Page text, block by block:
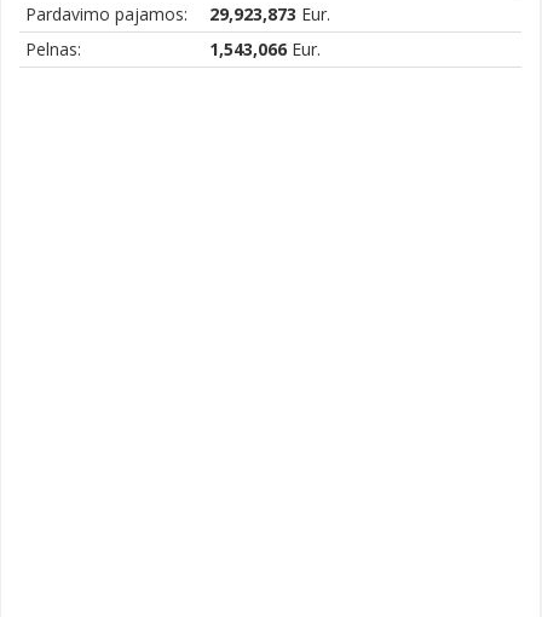
Pardavimo pajamos: 29,923,873 Eur.
Pelnas:
1,543,066 Eur.